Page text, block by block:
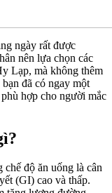
ngày rất được
nên lựa chọn các
Lạp, mà không thêm
đã có ngay một
hợp cho người mắc
chế độ ăn uống là cân
(GI) cao và thấp.